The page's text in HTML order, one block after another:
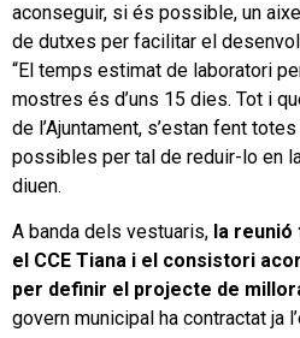
aconseguir, si és possible, un
de dutxes per facilitar el
“El temps estimat de laboratori
mostres és d’uns 15 dies. Tot i
de l’Ajuntament, s’estan fent
possibles per tal de reduir-lo en
diuen.
A banda dels vestuaris, la
el CCE Tiana i el consistori
per definir el projecte de
govern municipal ha contractat ja